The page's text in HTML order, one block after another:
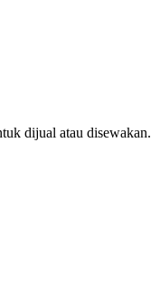
dijual atau disewakan.